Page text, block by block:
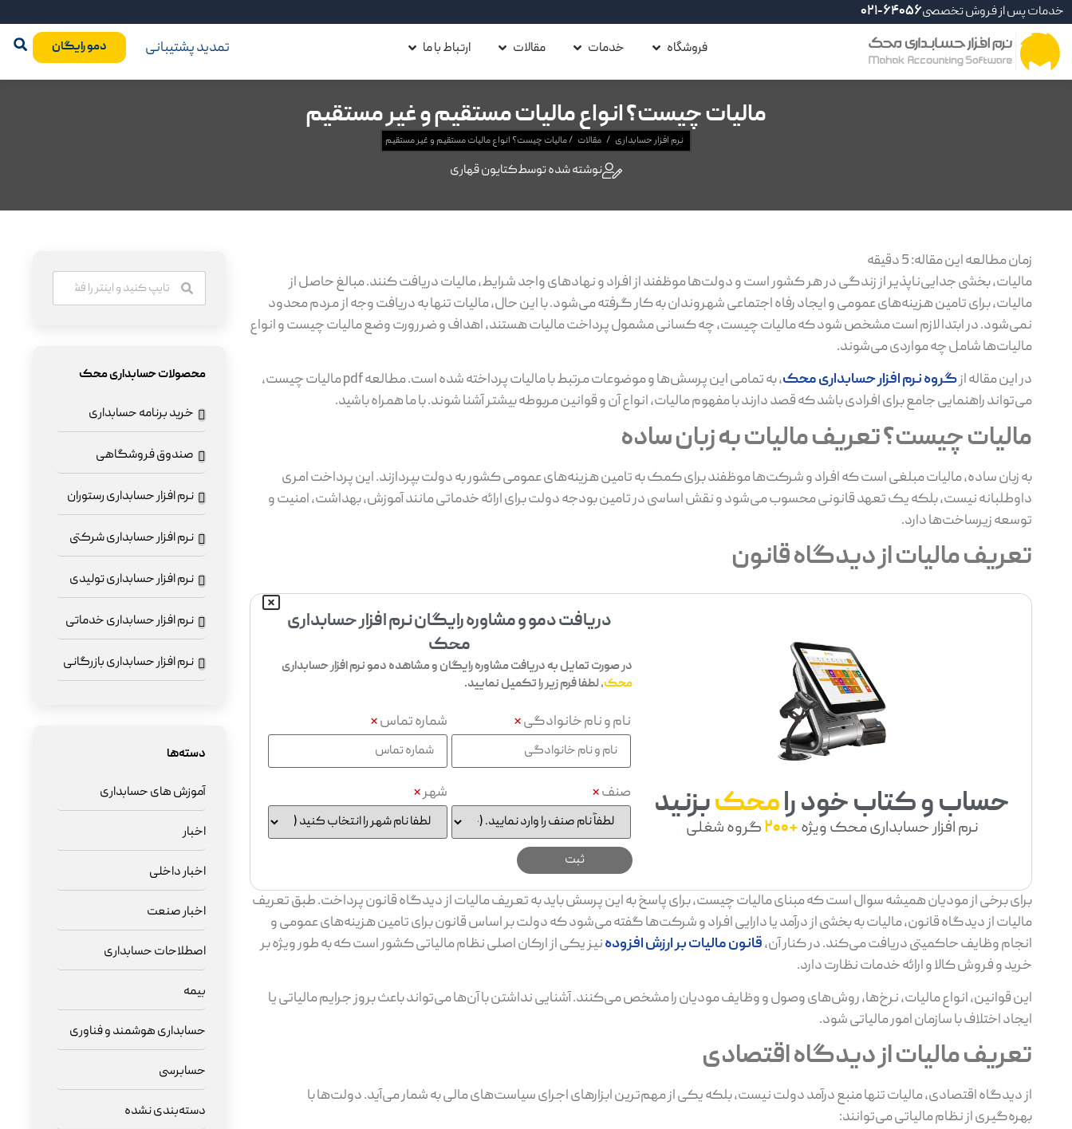
خدمات پس از فروش تخصصی021-64056
فروشگاه خدمات مقالات ارتباط با ما تمدید پشتیبانی دمو رایگان
مالیات چیست؟ انواع مالیات مستقیم و غیر مستقیم
نرم افزار حسابداری / مقالات /مالیات چیست؟ انواع مالیات مستقیم و غیر مستقیم
نوشته شده توسطکتایون قهاری
زمان مطالعه این مقاله:5دقیقه
مالیات، بخشی جدایی‌ناپذیر از زندگی در هر کشور است و دولت‌ها موظفند از افراد و نهادهای واجد شرایط، مالیات دریافت کنند. مبالغ حاصل از
مالیات، برای تامین هزینه‌های عمومی و ایجاد رفاه اجتماعی شهروندان به کار گرفته می‌شود. با این حال، مالیات تنها به دریافت وجه از مردم محدود
نمی‌شود. در ابتدا لازم است مشخص شود که مالیات چیست، چه کسانی مشمول پرداخت مالیات هستند، اهداف و ضررورت وضع مالیات چیست و انواع
مالیات‌ها شامل چه مواردی می‌شوند.
در این مقاله ازگروه نرم افزار حسابداری محک
، به تمامی این پرسش‌ها و موضوعات مرتبط با مالیات پرداخته شده است. مطالعه pdf مالیات چیست،
می‌تواند راهنمایی جامع برای افرادی باشد که قصد دارند با مفهوم مالیات، انواع آن و قوانین مربوطه بیشتر آشنا شوند. با ما همراه باشید.
مالیات چیست؟ تعریف مالیات به زبان ساده
به زبان ساده، مالیات مبلغی است که افراد و شرکت‌ها موظفند برای کمک به تامین هزینه‌های عمومی کشور به دولت بپردازند. این پرداخت امری
داوطلبانه نیست، بلکه یک تعهد قانونی محسوب می‌شود و نقش اساسی در تامین بودجه دولت برای ارائه خدماتی مانند آموزش، بهداشت، امنیت و
توسعه زیرساخت‌ها دارد.
تعریف مالیات از دیدگاه قانون
حساب و کتاب خود رامحکبزنید
نرم افزار حسابداری محک ویژه+200 گروه شغلی
دریافت دمو و مشاوره رایگان نرم افزار حسابداری
محک
در صورت تمایل به دریافت مشاوره رایگان و مشاهده دمو نرم افزار حسابداری
محک، لطفا فرم زیر را تکمیل نمایید.
نام و نام خانوادگی* شماره تماس*
صنف* شهر*
برای برخی از مودیان همیشه سوال است که مبنای مالیات چیست، برای پاسخ به این پرسش باید به تعریف مالیات از دیدگاه قانون پرداخت. طبق تعریف
مالیات از دیدگاه قانون، مالیات به بخشی از درآمد یا دارایی افراد و شرکت‌ها گفته می‌شود که دولت بر اساس قانون برای تامین هزینه‌های عمومی و
انجام وظایف حاکمیتی دریافت می‌کند. در کنار آن،قانون مالیات بر ارزش افزودهنیز یکی از ارکان اصلی نظام مالیاتی کشور است که به‌ طور ویژه بر
خرید و فروش کالا و ارائه خدمات نظارت دارد.
این قوانین، انواع مالیات، نرخ‌ها، روش‌های وصول و وظایف مودیان را مشخص می‌کنند. آشنایی نداشتن با آن‌ها می‌تواند باعث بروز جرایم مالیاتی یا
ایجاد اختلاف با سازمان امور مالیاتی شود.
تعریف مالیات از دیدگاه اقتصادی
از دیدگاه اقتصادی، مالیات تنها منبع درآمد دولت نیست، بلکه یکی از مهم‌ترین ابزارهای اجرای سیاست‌های مالی به شمار می‌آید. دولت‌ها با
بهره‌گیری از نظام مالیاتی می‌توانند:
محصولات حسابداری محک
خرید برنامه حسابداری
صندوق فروشگاهی
نرم افزار حسابداری رستوران
نرم افزار حسابداری شرکتی
نرم افزار حسابداری تولیدی
نرم افزار حسابداری خدماتی
نرم افزار حسابداری بازرگانی
دسته‌ها
آموزش های حسابداری
اخبار
اخبار داخلی
اخبار صنعت
اصطلاحات حسابداری
بیمه
حسابداری هوشمند و فناوری
حسابرسی
دسته‌بندی نشده